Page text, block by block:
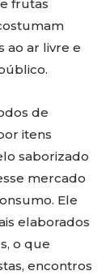
frutas
ao ar livre e
de
itens
saborizado
mercado
Ele
elaborados
o que
encontros